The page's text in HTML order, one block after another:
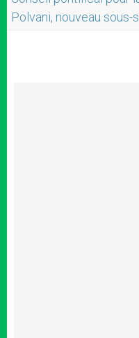
Polvani, nouveau